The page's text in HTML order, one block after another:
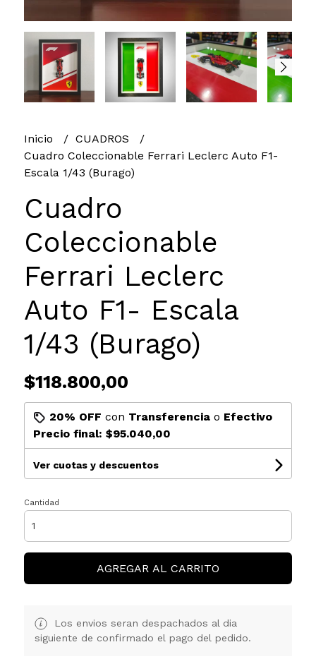
Inicio
CUADROS
Cuadro Coleccionable Ferrari Leclerc Auto F1-
Escala 1/43 (Burago)
Cuadro
Coleccionable
Ferrari Leclerc
Auto F1- Escala
1/43 (Burago)
$118.800,00
20% OFF con Transferenciao Efectivo
Precio final: $95.040,00
Ver cuotas y descuentos
Cantidad
AGREGAR AL CARRITO
Los envios seran despachados al dia
siguiente de confirmado el pago del pedido.